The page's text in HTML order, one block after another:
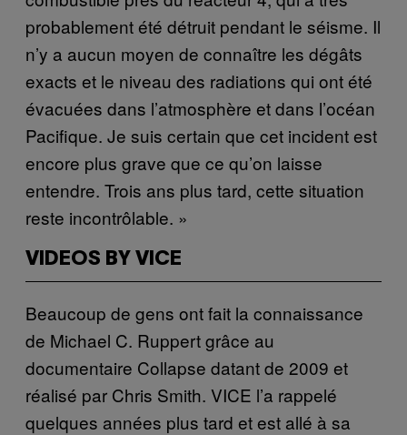
probablement été détruit pendant le séisme. Il
n’y a aucun moyen de connaître les dégâts
exacts et le niveau des radiations qui ont été
évacuées dans l’atmosphère et dans l’océan
Pacifique. Je suis certain que cet incident est
encore plus grave que ce qu’on laisse
entendre. Trois ans plus tard, cette situation
reste incontrôlable. »
VIDEOS BY VICE
Beaucoup de gens ont fait la connaissance
de Michael C. Ruppert grâce au
documentaire Collapse datant de 2009 et
réalisé par Chris Smith. VICE l’a rappelé
quelques années plus tard et est allé à sa